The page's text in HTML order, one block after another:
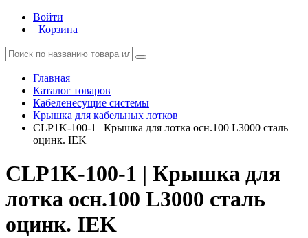
Войти
Корзина
Главная
Каталог товаров
Кабеленесущие системы
Крышка для кабельных лотков
CLP1K-100-1 | Крышка для лотка осн.100 L3000 сталь
оцинк. IEK
CLP1K-100-1 | Крышка для
лотка осн.100 L3000 сталь
оцинк. IEK